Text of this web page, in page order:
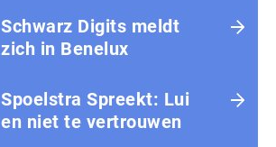
Schwarz Digits meldt
zich in Benelux
Spoelstra Spreekt: Lui
en niet te vertrouwen